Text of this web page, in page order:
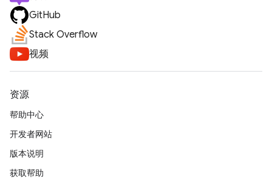
GitHub
Stack Overflow
视频
资源
帮助中心
开发者网站
版本说明
获取帮助